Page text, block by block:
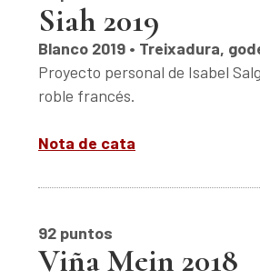
Siah 2019
Blanco 2019 • Treixadura,
Proyecto personal de Isabel
roble francés.
Nota de cata
92 puntos
Viña Mein 2018